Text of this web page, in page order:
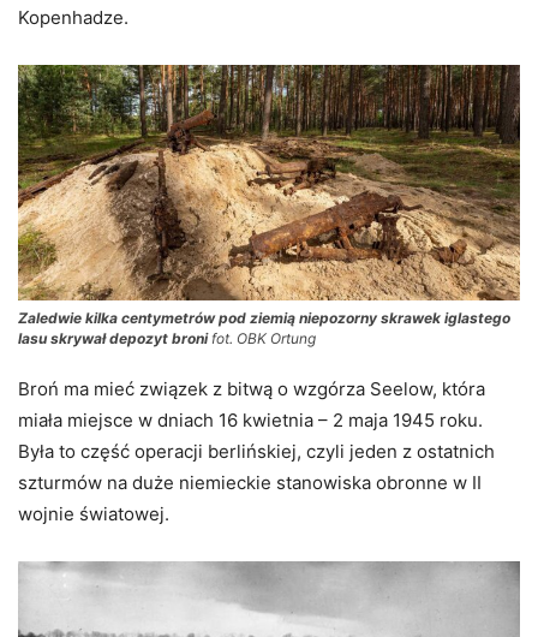
Kopenhadze.
Zaledwie kilka centymetrów pod ziemią niepozorny skrawek iglastego
lasu skrywał depozyt bronifot. OBK Ortung
Broń ma mieć związek z bitwą o wzgórza Seelow, która
miała miejsce w dniach 16 kwietnia – 2 maja 1945 roku.
Była to część operacji berlińskiej, czyli jeden z ostatnich
szturmów na duże niemieckie stanowiska obronne w II
wojnie światowej.